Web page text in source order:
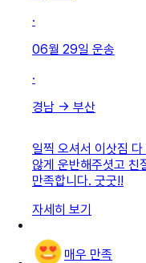
·
06월 29일 운송
·
경남 → 부산
일찍 오셔서 이삿짐
않게 운반해주셧고 친
만족합니다. 굿굿!!
자세히 보기
매우 만족